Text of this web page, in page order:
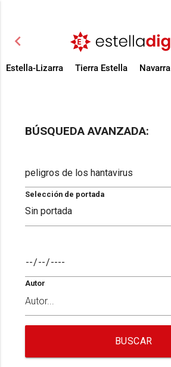
chevron_left
Estella-Lizarra Tierra Estella Navarra
BÚSQUEDA AVANZADA:
Selección de portada
Autor
BUSCAR